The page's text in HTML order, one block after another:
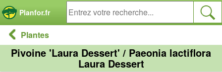
Planfor.fr
Plantes
Pivoine 'Laura Dessert' / Paeonia lactiflora
Laura Dessert
Panneau de gestion des cookies